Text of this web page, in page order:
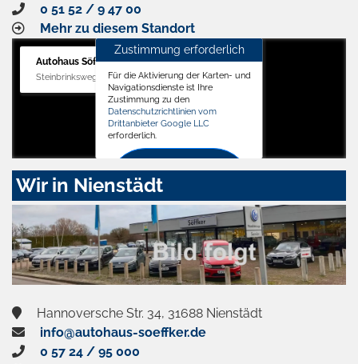
0 51 52 / 9 47 00
Mehr zu diesem Standort
Autohaus Söffker GmbH
Steinbrinksweg 12, 31840 Hessisch Oldendorf
Zustimmung erforderlich
Für die Aktivierung der Karten- und
Navigationsdienste ist Ihre
Zustimmung zu den
Datenschutzrichtlinien vom
Drittanbieter Google LLC
erforderlich.
Zustimmen
aktivieren
Wir in Nienstädt
Hannoversche Str. 34, 31688 Nienstädt
info@autohaus-soeffker.de
0 57 24 / 95 000